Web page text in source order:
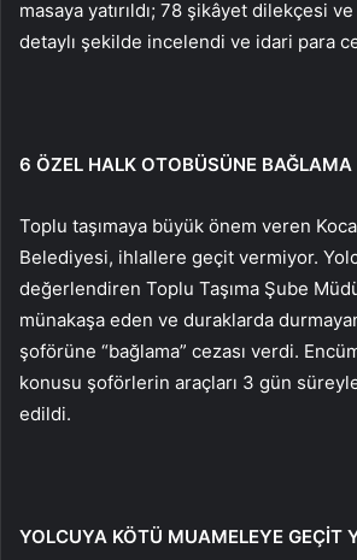
masaya yatırıldı; 78 şikâyet dilekçesi ve
detaylı şekilde incelendi ve idari para
6 ÖZEL HALK OTOBÜSÜNE BAĞLAMA
Toplu taşımaya büyük önem veren
Belediyesi, ihlallere geçit vermiyor.
değerlendiren Toplu Taşıma Şube
münakaşa eden ve duraklarda
şoförüne “bağlama” cezası verdi.
konusu şoförlerin araçları 3 gün
edildi.
YOLCUYA KÖTÜ MUAMELEYE GEÇİT